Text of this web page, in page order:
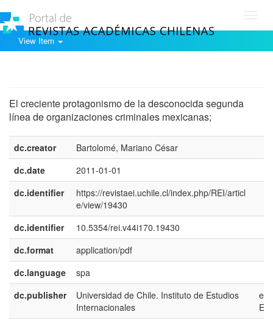
View Item
El creciente protagonismo de la desconocida segunda
línea de organizaciones criminales mexicanas;
dc.creator
Bartolomé, Mariano César
dc.date
2011-01-01
dc.identifier
https://revistaei.uchile.cl/index.php/REI/articl
e/view/19430
dc.identifier
10.5354/rei.v44i170.19430
dc.format
application/pdf
dc.language
spa
dc.publisher
Universidad de Chile. Instituto de Estudios
Internacionales
es-
ES